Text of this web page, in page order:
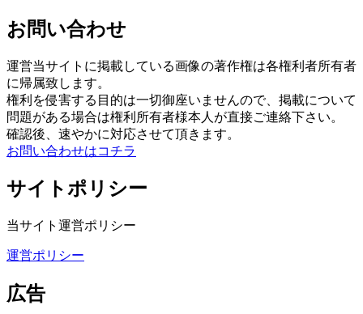
お問い合わせ
運営当サイトに掲載している画像の著作権は各権利者所有者
に帰属致します。
権利を侵害する目的は一切御座いませんので、掲載について
問題がある場合は権利所有者様本人が直接ご連絡下さい。
確認後、速やかに対応させて頂きます。
お問い合わせはコチラ
サイトポリシー
当サイト運営ポリシー
運営ポリシー
広告